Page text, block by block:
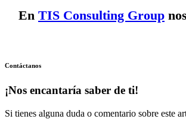
En TIS Consulting Group
Contáctanos
¡Nos encantaría saber de ti!
Si tienes alguna duda o comentario sobre este